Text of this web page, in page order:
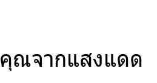
ณจากแสงแดด